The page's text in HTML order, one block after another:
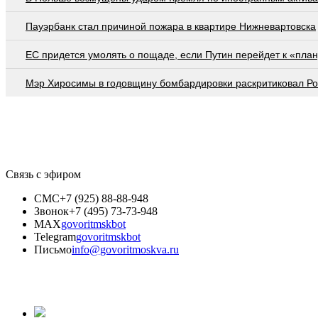
Пауэрбанк стал причиной пожара в квартире Нижневартовска
EC придется умолять о пощаде, если Путин перейдет к
Мэр Хиросимы в годовщину бомбардировки раскритиковал
Связь с эфиром
СМС+7 (925) 88-88-948
Звонок+7 (495) 73-73-948
MAXgovoritmskbot
Telegramgovoritmskbot
Письмоinfo@govoritmoskva.ru